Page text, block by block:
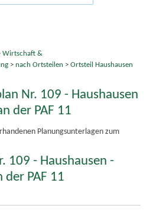
Wirtschaft &
> nach Ortsteilen > Ortsteil Haushausen
Nr. 109 - Haushausen
der PAF 11
Planungsunterlagen zum
109 - Haushausen -
PAF 11